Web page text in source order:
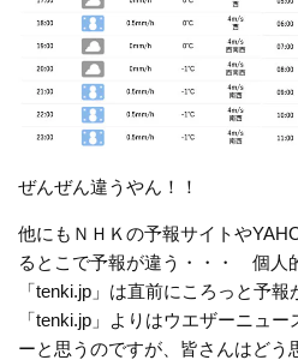
ぜんぜん違うやん！！
他にもＮＨＫの予報サイトや
るとこで予報が違う・・・ 個人
「tenki.jp」は直前にころっと予報
「tenki.jp」よりはウエザーニュ
ーと思うのですが、皆さんはどう